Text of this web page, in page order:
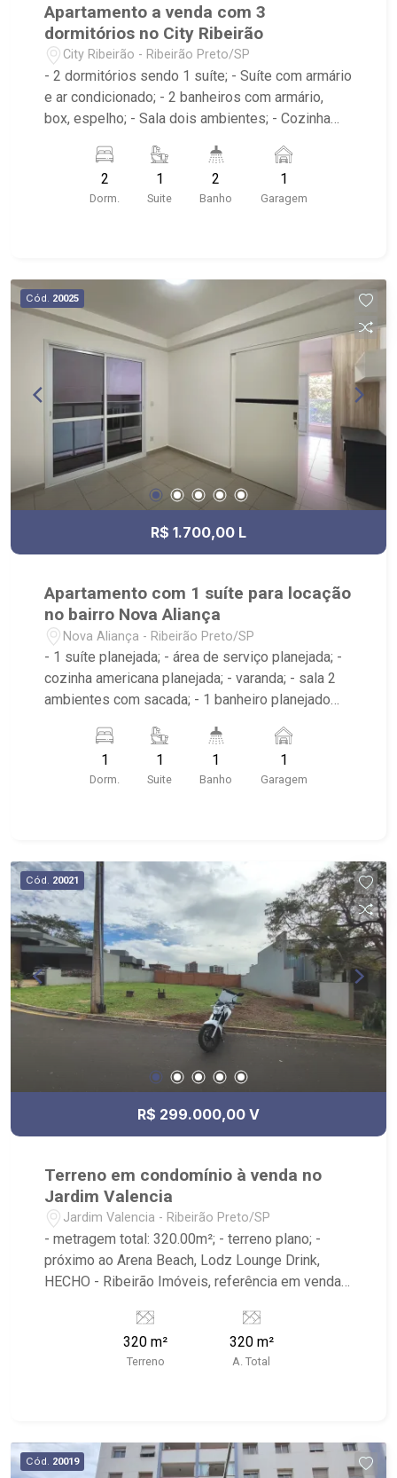
Apartamento a venda com 3
dormitórios no City Ribeirão
City Ribeirão - Ribeirão Preto/SP
- 2 dormitórios sendo 1 suíte; - Suíte com armário
e ar condicionado; - 2 banheiros com armário,
box, espelho; - Sala dois ambientes; - Cozinha
armário; - Condomínio com Quadra poliesportiva,
Playground, Piscinas adulto e infantil, Área
gourmet com churrasqueira, Salão de festas,
2
Dorm.
1
Suite
2
Banho
1
Garagem
Cód. 20025
R$ 1.700,00 L
Apartamento com 1 suíte para locação
no bairro Nova Aliança
Nova Aliança - Ribeirão Preto/SP
- 1 suíte planejada; - área de serviço planejada; -
cozinha americana planejada; - varanda; - sala 2
ambientes com sacada; - 1 banheiro planejado
Shopping, UNIP, Pizzaria Verace;
1
Dorm.
1
Suite
1
Banho
1
Garagem
Cód. 20021
R$ 299.000,00 V
Terreno em condomínio à venda no
Jardim Valencia
Jardim Valencia - Ribeirão Preto/SP
- metragem total: 320.00m²; - terreno plano; -
próximo ao Arena Beach, Lodz Lounge Drink,
HECHO - Ribeirão Imóveis, referência em venda,
Imóveis, afinal Somos e Vivemos Ribeirão: -
funcionários capacitados; - processos rápidos e
eficientes; - análise criteriosa de documentação;
Professor João Fiusa;
320 m²
Terreno
320 m²
A. Total
Cód. 20019